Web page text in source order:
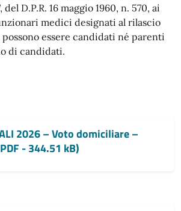
del D.P.R. 16 maggio 1960, n. 570, ai
medici designati al rilascio
essere candidati né parenti
di candidati.
2026 – Voto domiciliare –
- 344.51 kB)